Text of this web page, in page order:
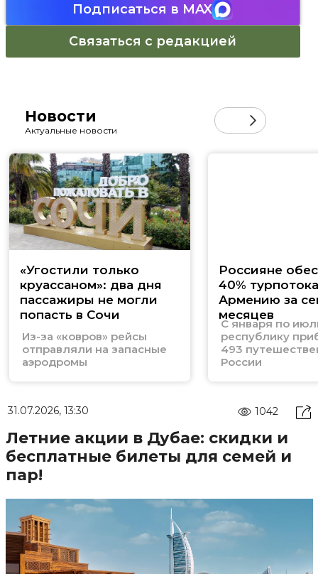
Подписаться в MAX
Связаться с редакцией
Новости
Актуальные новости
«Угостили только
круассаном»: два дня
пассажиры не могли
попасть в Сочи
Из-за «ковров» рейсы
отправляли на запасные
аэродромы
Россияне
40%
Армению за
месяцев
С января по
республику
493
России
31.07.2026, 13:30 1042
Летние акции в Дубае: скидки и
бесплатные билеты для семей и
пар!